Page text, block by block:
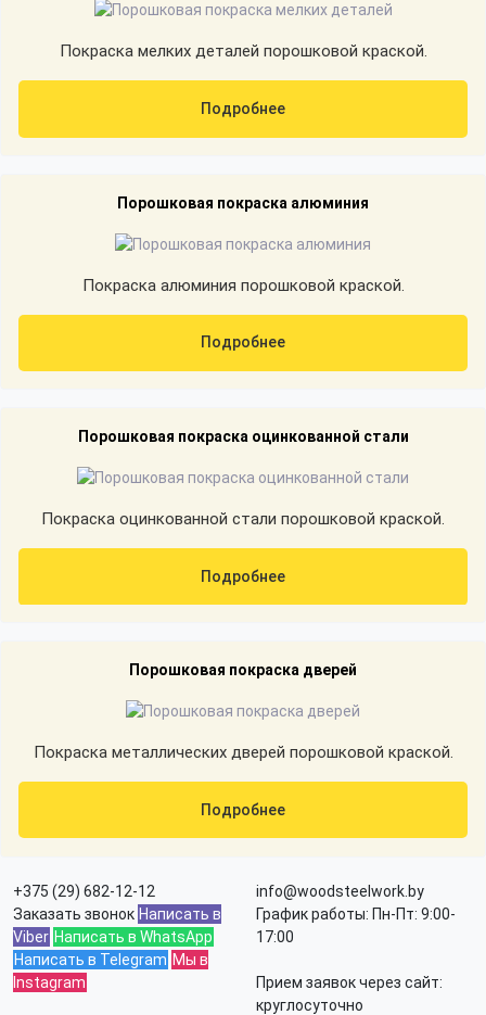
Покраска мелких деталей порошковой краской.
Подробнее
Порошковая покраска алюминия
Покраска алюминия порошковой краской.
Подробнее
Порошковая покраска оцинкованной стали
Покраска оцинкованной стали порошковой краской.
Подробнее
Порошковая покраска дверей
Покраска металлических дверей порошковой краской.
Подробнее
+375 (29) 682-12-12
Заказать звонок Написать в
Viber Написать в WhatsApp
Написать в Telegram Мы в
Instagram
info@woodsteelwork.by
График работы: Пн-Пт: 9:00-
17:00
Прием заявок через сайт:
круглосуточно